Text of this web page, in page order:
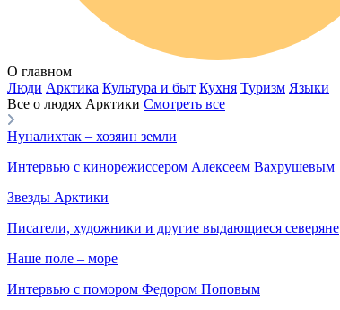
О главном
Люди Арктика Культура и быт Кухня Туризм Языки
Все о людях Арктики Смотреть все
Нуналихтак – хозяин земли
Интервью с кинорежиссером Алексеем Вахрушевым
Звезды Арктики
Писатели, художники и другие выдающиеся северяне
Наше поле – море
Интервью с помором Федором Поповым